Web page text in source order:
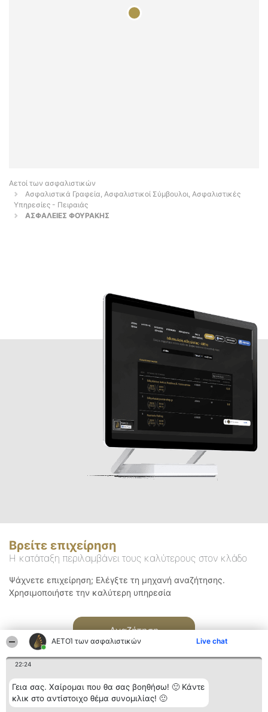
ΑΕΤΟΊ των ασφαλιστικών Live chat
22:24
Γεια σας. Χαίρομαι που θα σας βοηθήσω! 🙂 Κάντε
κλικ στο αντίστοιχο θέμα συνομιλίας! 🙂
Αετοί των ασφαλιστικών
Ασφαλιστικά Γραφεία, Ασφαλιστικοί Σύμβουλοι, Ασφαλιστικές
Υπηρεσίες - Πειραιάς
ΑΣΦΑΛΕΙΕΣ ΦΟΥΡΑΚΗΣ
Βρείτε επιχείρηση
Η κατάταξη περιλαμβάνει τους καλύτερους στον κλάδο
Ψάχνετε επιχείρηση; Ελέγξτε τη μηχανή αναζήτησης.
Χρησιμοποιήστε την καλύτερη υπηρεσία
Αναζήτηση